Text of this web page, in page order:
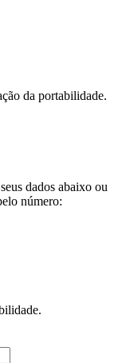
da portabilidade.
dados abaixo ou
número: